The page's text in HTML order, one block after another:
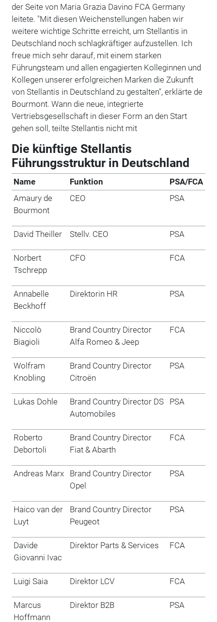
der Seite von Maria Grazia Davino FCA Germany
leitete. "Mit diesen Weichenstellungen haben wir
weitere wichtige Schritte erreicht, um Stellantis in
Deutschland noch schlagkräftiger aufzustellen. Ich
freue mich sehr darauf, mit einem starken
Führungsteam und allen engagierten Kolleginnen und
Kollegen unserer erfolgreichen Marken die Zukunft
von Stellantis in Deutschland zu gestalten", erklärte de
Bourmont. Wann die neue, integrierte
Vertriebsgesellschaft in dieser Form an den Start
gehen soll, teilte Stellantis nicht mit
Die künftige Stellantis
Führungsstruktur in Deutschland
Name Funktion
PSA/FCA
Amaury de
Bourmont
CEO PSA
David Theiller Stellv. CEO PSA
Norbert
Tschrepp
CFO FCA
Annabelle
Beckhoff
Direktorin HR PSA
Niccolò
Biagioli
Brand Country Director
Alfa Romeo & Jeep
FCA
Wolfram
Knobling
Brand Country Director
Citroën
PSA
Lukas Dohle
Brand Country Director DS
Automobiles
PSA
Roberto
Debortoli
Brand Country Director
Fiat & Abarth
FCA
Andreas Marx
Brand Country Director
Opel
PSA
Haico van der
Luyt
Brand Country Director
Peugeot
PSA
Davide
Giovanni Ivac
Direktor Parts & Services FCA
Luigi Saia Direktor LCV FCA
Marcus
Hoffmann
Direktor B2B PSA